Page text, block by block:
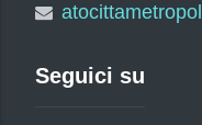
Seguici su